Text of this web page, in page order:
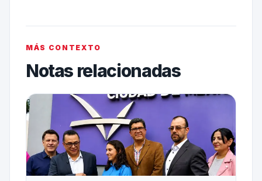
MÁS CONTEXTO
Notas relacionadas